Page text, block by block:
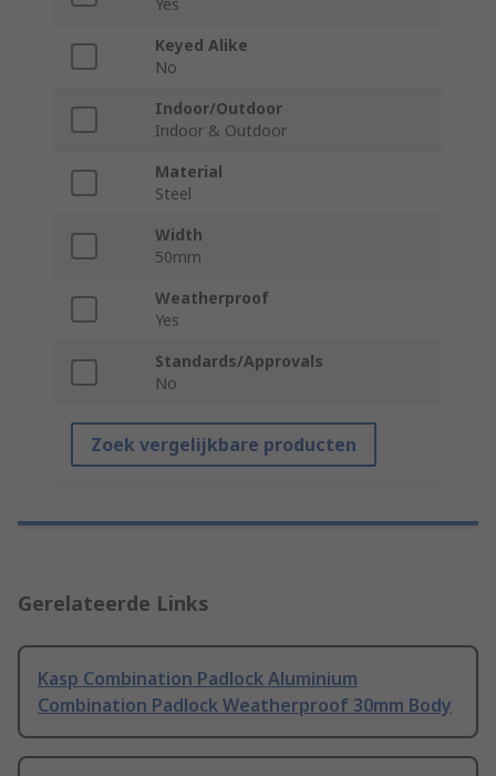
Yes
Keyed Alike
No
Indoor/Outdoor
Indoor & Outdoor
Material
Steel
Width
50mm
Weatherproof
Yes
Standards/Approvals
No
Zoek vergelijkbare producten
Gerelateerde Links
Kasp Combination Padlock Aluminium
Combination Padlock Weatherproof 30mm Body